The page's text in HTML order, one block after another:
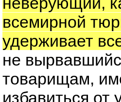
всемирной
удерживает
не
товарищам,
избавиться